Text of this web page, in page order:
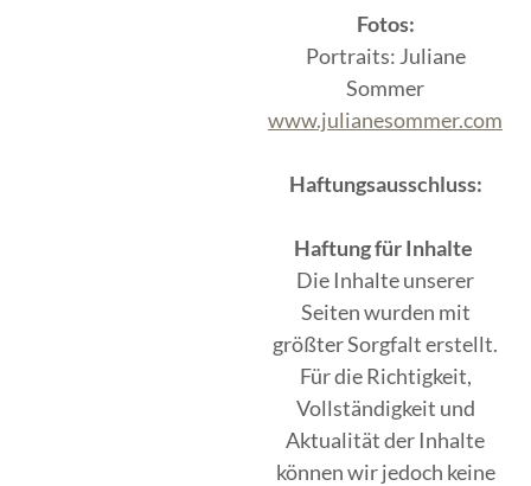
Fotos:
Portraits: Juliane
Sommer
www.julianesommer.com
Haftungsausschluss:
Haftung für Inhalte
Die Inhalte unserer
Seiten wurden mit
größter Sorgfalt erstellt.
Für die Richtigkeit,
Vollständigkeit und
Aktualität der Inhalte
können wir jedoch keine